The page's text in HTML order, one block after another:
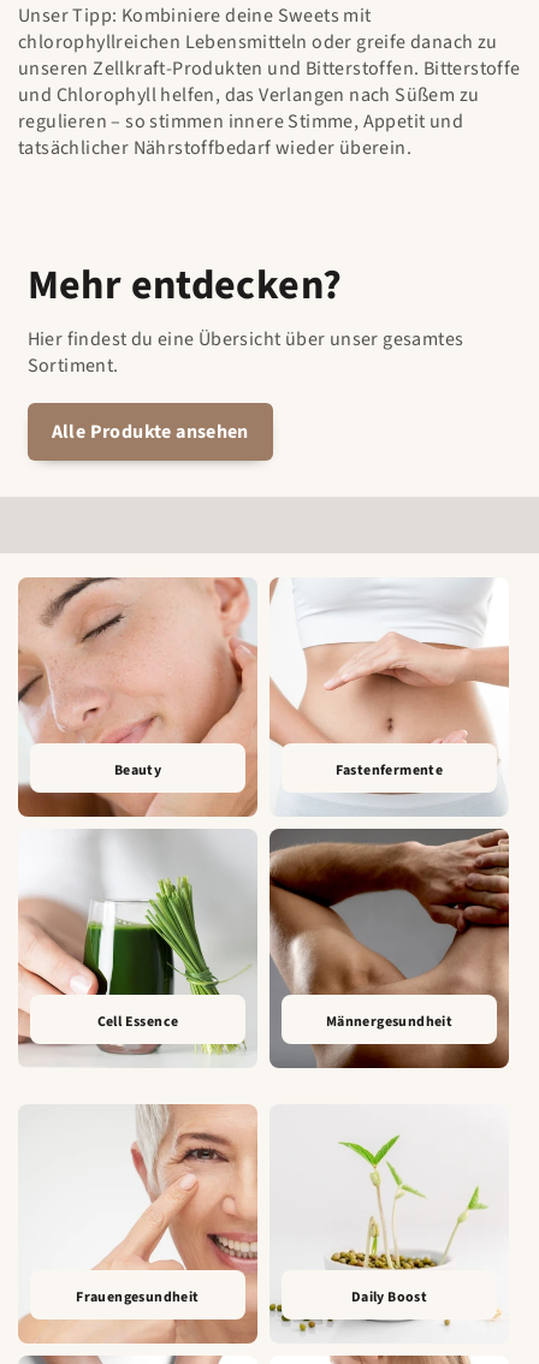
Unser Tipp: Kombiniere deine Sweets mit
chlorophyllreichen Lebensmitteln oder greife danach zu
unseren Zellkraft-Produkten und Bitterstoffen. Bitterstoffe
und Chlorophyll helfen, das Verlangen nach Süßem zu
regulieren – so stimmen innere Stimme, Appetit und
tatsächlicher Nährstoffbedarf wieder überein.
Mehr entdecken?
Hier findest du eine Übersicht über unser gesamtes
Sortiment.
Alle Produkte ansehen
Beauty Fastenfermente
Cell Essence Männergesundheit
Frauengesundheit Daily Boost